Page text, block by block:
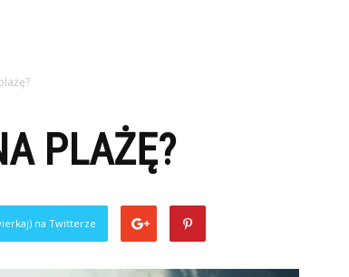
PLAŻĘ?
na Twitterze